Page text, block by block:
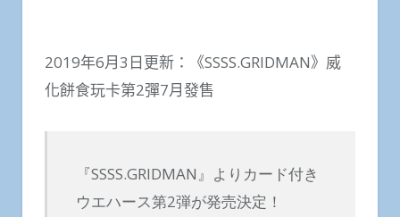
2019年6月3日更新：《SSSS.GRIDMAN》威
化餅食玩卡第2彈7月發售
『SSSS.GRIDMAN』よりカード付き
ウエハース第2弾が発売決定！